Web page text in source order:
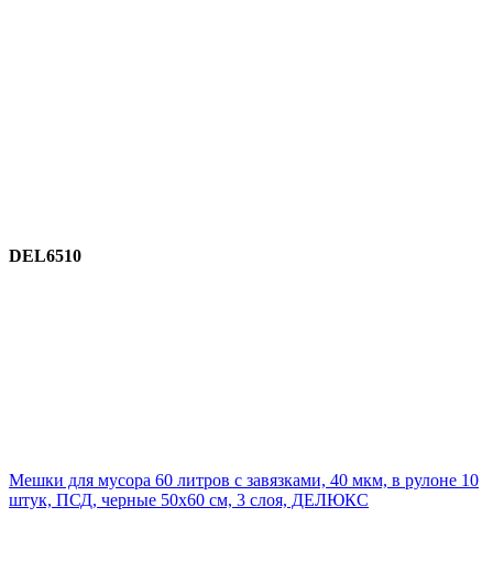
DEL6510
Мешки для мусора 60 литров с завязками, 40 мкм, в рулоне 10
штук, ПСД, черные 50х60 см, 3 слоя, ДЕЛЮКС